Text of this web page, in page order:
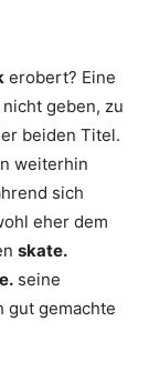
erobert? Eine
geben, zu
beiden Titel.
weiterhin
sich
eher dem
skate.
seine
gut gemachte